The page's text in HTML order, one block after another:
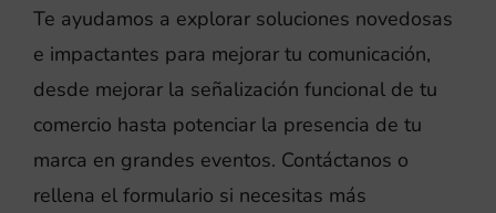
Te ayudamos a explorar soluciones novedosas
e impactantes para mejorar tu comunicación,
desde mejorar la señalización funcional de tu
comercio hasta potenciar la presencia de tu
marca en grandes eventos. Contáctanos o
rellena el formulario si necesitas más